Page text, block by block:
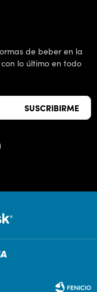
de beber en la
lo último en todo
SUSCRIBIRME